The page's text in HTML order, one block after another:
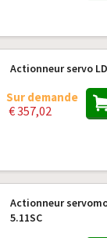
Actionneur servo
Sur demande
€ 357,02
Actionneur
5.11SC